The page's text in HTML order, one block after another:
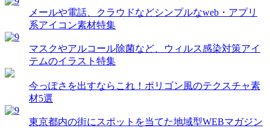
メールや電話、クラウドなどシンプルなweb・アプリ
系アイコン素材特集
マスクやアルコール除菌など、ウィルス感染対策アイ
テムのイラスト特集
今っぽさを出すならこれ！ポリゴン風のテクスチャ素
材5選
東京都内の街にスポットを当てた地域型WEBマガジン